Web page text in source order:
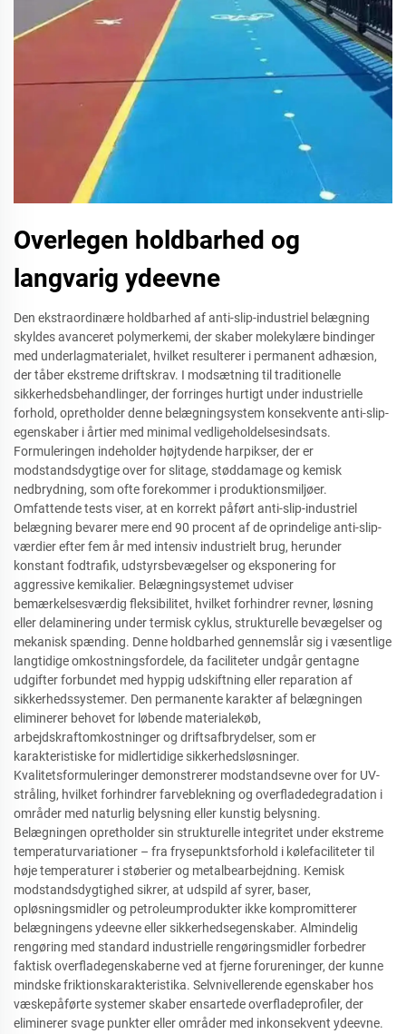
Overlegen holdbarhed og
langvarig ydeevne
Den ekstraordinære holdbarhed af anti-slip-industriel belægning
skyldes avanceret polymerkemi, der skaber molekylære bindinger
med underlagmaterialet, hvilket resulterer i permanent adhæsion,
der tåber ekstreme driftskrav. I modsætning til traditionelle
sikkerhedsbehandlinger, der forringes hurtigt under industrielle
forhold, opretholder denne belægningsystem konsekvente anti-slip-
egenskaber i årtier med minimal vedligeholdelsesindsats.
Formuleringen indeholder højtydende harpikser, der er
modstandsdygtige over for slitage, støddamage og kemisk
nedbrydning, som ofte forekommer i produktionsmiljøer.
Omfattende tests viser, at en korrekt påført anti-slip-industriel
belægning bevarer mere end 90 procent af de oprindelige anti-slip-
værdier efter fem år med intensiv industrielt brug, herunder
konstant fodtrafik, udstyrsbevægelser og eksponering for
aggressive kemikalier. Belægningsystemet udviser
bemærkelsesværdig fleksibilitet, hvilket forhindrer revner, løsning
eller delaminering under termisk cyklus, strukturelle bevægelser og
mekanisk spænding. Denne holdbarhed gennemslår sig i væsentlige
langtidige omkostningsfordele, da faciliteter undgår gentagne
udgifter forbundet med hyppig udskiftning eller reparation af
sikkerhedssystemer. Den permanente karakter af belægningen
eliminerer behovet for løbende materialekøb,
arbejdskraftomkostninger og driftsafbrydelser, som er
karakteristiske for midlertidige sikkerhedsløsninger.
Kvalitetsformuleringer demonstrerer modstandsevne over for UV-
stråling, hvilket forhindrer farveblekning og overfladedegradation i
områder med naturlig belysning eller kunstig belysning.
Belægningen opretholder sin strukturelle integritet under ekstreme
temperaturvariationer – fra frysepunktsforhold i kølefaciliteter til
høje temperaturer i støberier og metalbearbejdning. Kemisk
modstandsdygtighed sikrer, at udspild af syrer, baser,
opløsningsmidler og petroleumprodukter ikke kompromitterer
belægningens ydeevne eller sikkerhedsegenskaber. Almindelig
rengøring med standard industrielle rengøringsmidler forbedrer
faktisk overfladegenskaberne ved at fjerne forureninger, der kunne
mindske friktionskarakteristika. Selvnivellerende egenskaber hos
væskepåførte systemer skaber ensartede overfladeprofiler, der
eliminerer svage punkter eller områder med inkonsekvent ydeevne.